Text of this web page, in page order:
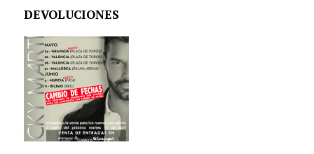
DEVOLUCIONES